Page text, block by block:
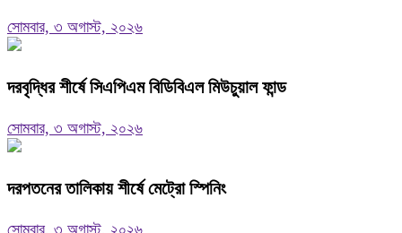
সোমবার, ৩ অগাস্ট, ২০২৬
দরবৃদ্ধির শীর্ষে সিএপিএম বিডিবিএল মিউচুয়াল ফান্ড
সোমবার, ৩ অগাস্ট, ২০২৬
দরপতনের তালিকায় শীর্ষে মেট্রো স্পিনিং
সোমবার, ৩ অগাস্ট, ২০২৬